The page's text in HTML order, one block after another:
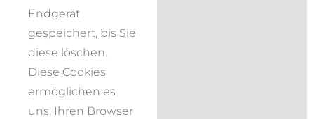
Endgerät
gespeichert, bis Sie
diese löschen.
Diese Cookies
ermöglichen es
uns, Ihren Browser